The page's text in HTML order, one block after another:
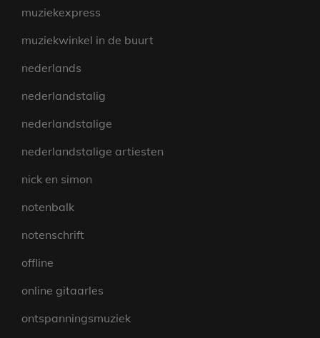
muziekexpress
muziekwinkel in de buurt
nederlands
nederlandstalig
nederlandstalige
nederlandstalige artiesten
nick en simon
notenbalk
notenschrift
offline
online gitaarles
ontspanningsmuziek